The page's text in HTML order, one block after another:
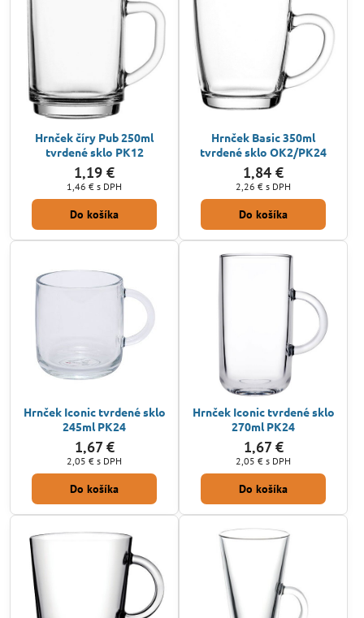
Hrnček číry Pub 250ml
tvrdené sklo PK12
1,19 €
1,46 € s DPH
Do košíka
Hrnček Basic 350ml
tvrdené sklo OK2/PK24
1,84 €
2,26 € s DPH
Do košíka
Hrnček Iconic tvrdené sklo
245ml PK24
1,67 €
2,05 € s DPH
Do košíka
Hrnček Iconic tvrdené sklo
270ml PK24
1,67 €
2,05 € s DPH
Do košíka